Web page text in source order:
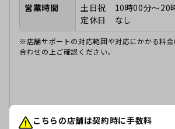
営業時間
土日祝 10時00分～20
定休日 なし
※店舗サポートの対応範囲や対応にかかる料
合わせの上ご確認ください。
こちらの店舗は契約時に手数料